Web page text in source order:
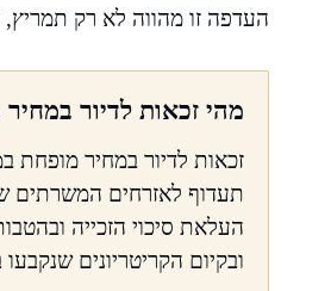
העדפה זו מהווה לא רק
מהי זכאות לדיור
זכאות לדיור במחיר
תעדוף לאזרחים המשרתים
העלאת סיכוי הזכייה
ובקיום הקריטריונים